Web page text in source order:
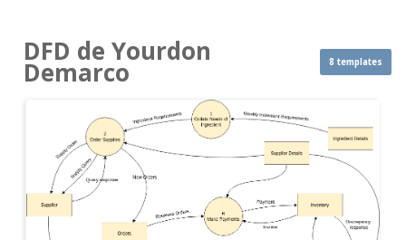
DFD de Yourdon
Demarco 8 templates